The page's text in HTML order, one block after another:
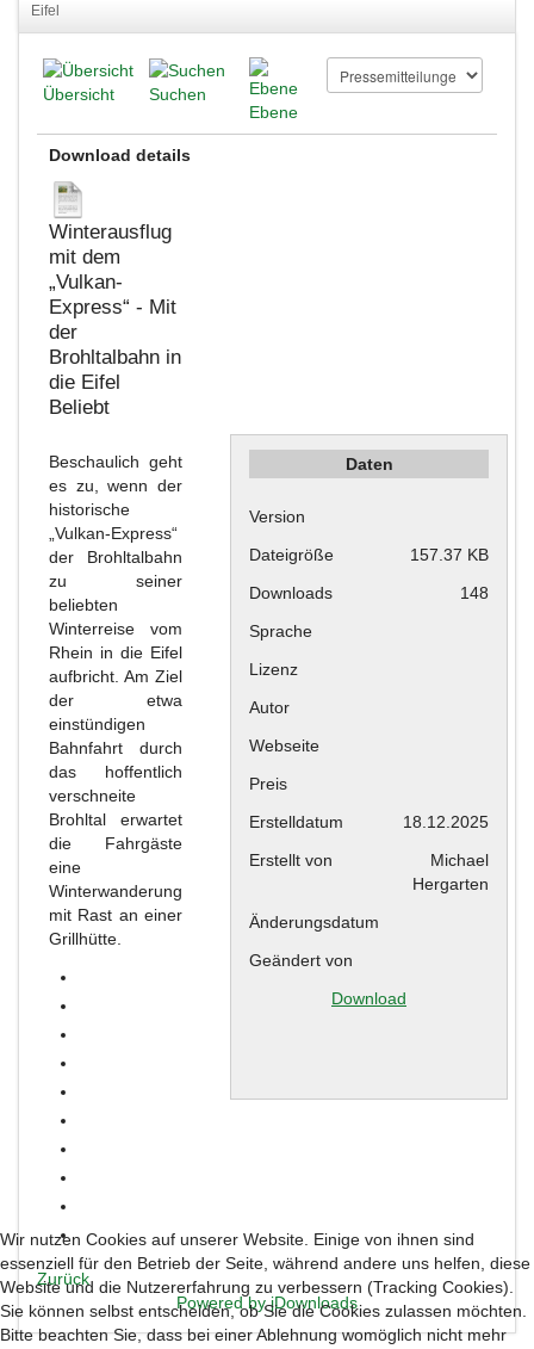
Eifel
Übersicht
Suchen
Ebene
Download details
Winterausflug
mit dem
„Vulkan-
Express“ - Mit
der
Brohltalbahn in
die Eifel
Beliebt
Beschaulich geht
es zu, wenn der
historische
„Vulkan-Express“
der Brohltalbahn
zu seiner
beliebten
Winterreise vom
Rhein in die Eifel
aufbricht. Am Ziel
der etwa
einstündigen
Bahnfahrt durch
das hoffentlich
verschneite
Brohltal erwartet
die Fahrgäste
eine
Winterwanderung
mit Rast an einer
Grillhütte.
Daten
Version
Dateigröße
157.37 KB
Downloads
148
Sprache
Lizenz
Autor
Webseite
Preis
Erstelldatum
18.12.2025
Erstellt von
Michael
Hergarten
Änderungsdatum
Geändert von
Download
Zurück
Powered by jDownloads
Wir nutzen Cookies auf unserer Website. Einige von ihnen sind
essenziell für den Betrieb der Seite, während andere uns helfen, diese
Website und die Nutzererfahrung zu verbessern (Tracking Cookies).
Sie können selbst entscheiden, ob Sie die Cookies zulassen möchten.
Bitte beachten Sie, dass bei einer Ablehnung womöglich nicht mehr